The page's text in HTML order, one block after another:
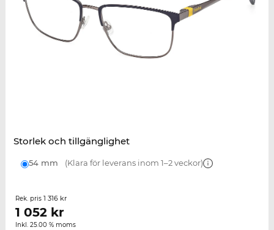
Storlek och tillgänglighet
54 mm (Klara för leverans inom 1–2 veckor)
Rek. pris 1 316 kr
1 052kr
Inkl. 25.00 % moms